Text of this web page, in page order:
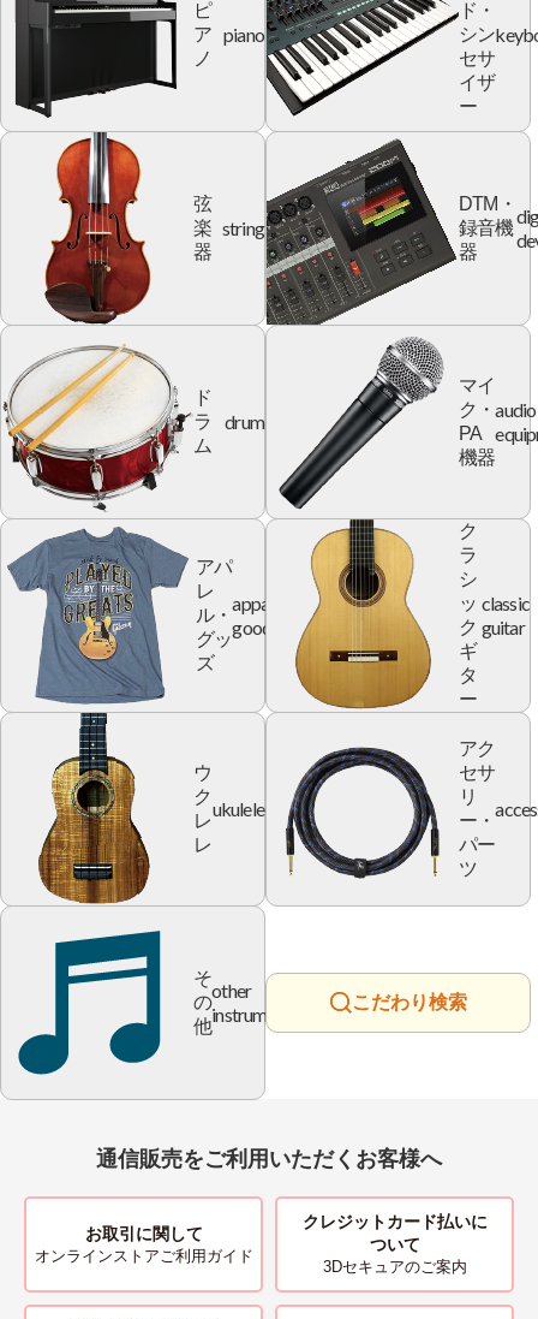
ピ
ア
ノ
piano
ド・
シン
セサ
イザ
ー
弦
楽
器
string
DTM・
録音機
器
ド
ラ
ム
drum
マイ
ク・
PA
機器
audio
アパ
レ
ル・
グッ
ズ
apparel
goods
ク
ラ
シ
ッ
ク
ギ
タ
ー
classic
guitar
ウ
ク
レ
レ
ukulele
アク
セサ
リ
ー・
パー
ツ
そ
の
他
other
instrument
こだわり検索
通信販売をご利用いただくお客様へ
お取引に関して
オンラインストアご利用ガイド
クレジットカード払いに
ついて
3Dセキュアのご案内